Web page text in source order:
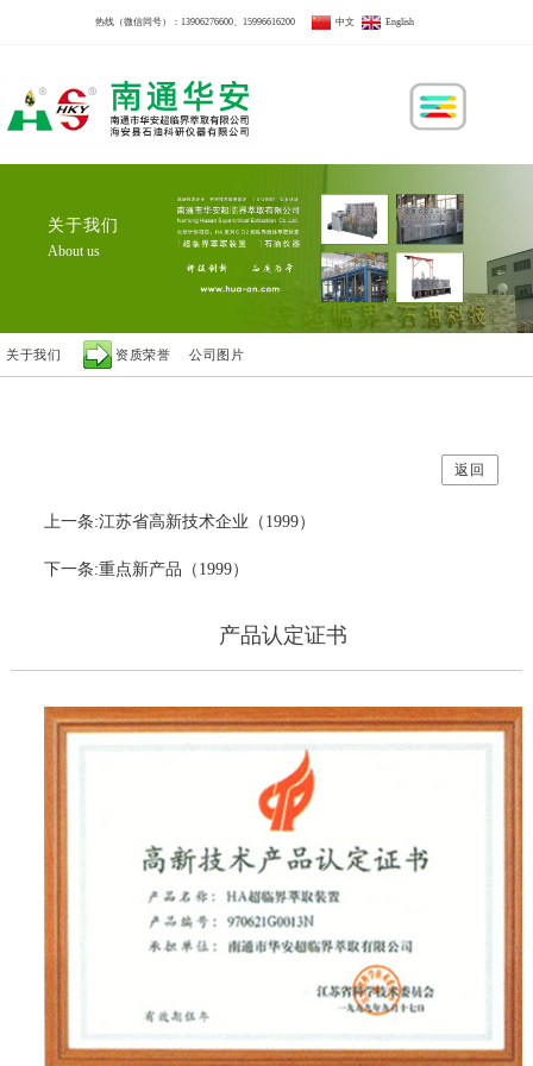
热线（微信同号）： 13906276600、 15996616200 中文 English
关于我们
About us
关于我们 资质荣誉 公司图片
返回
上一条:江苏省高新技术企业（1999）
下一条:重点新产品（1999）
产品认定证书